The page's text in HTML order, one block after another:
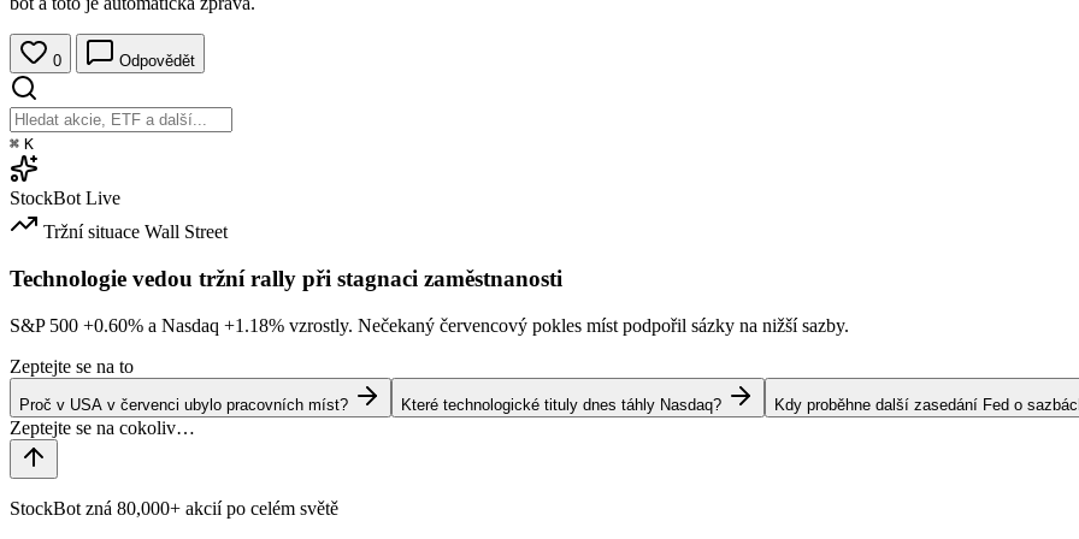
0 Odpovědět
⌘ K
StockBot Live
Tržní situace Wall Street
Technologie vedou tržní rally při stagnaci zaměstnanosti
S&P 500 +0.60% a Nasdaq +1.18% vzrostly. Nečekaný červencový pokles míst podpořil sázky na nižší sazby.
Zeptejte se na to
Proč v USA v červenci ubylo pracovních míst? Které technologické tituly dnes táhly Nasdaq? Kdy proběhne další zasedání Fed o
StockBot zná 80,000+ akcií po celém světě